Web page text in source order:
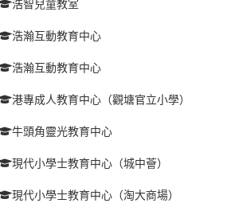
浩智兒童教室
浩瀚互動教育中心
浩瀚互動教育中心
港專成人教育中心（觀塘官立小學）
牛頭角靈光教育中心
現代小學士教育中心（城中薈）
現代小學士教育中心（淘大商場）